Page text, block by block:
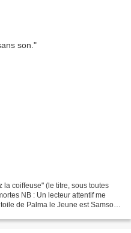
la coiffeuse" (le titre, sous toutes
NB : Un lecteur attentif me
de Palma le Jeune est Samson